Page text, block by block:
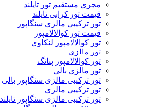
مجری مستقیم تور تایلند
قیمت تور کرابی تایلند
تور ترکیبی مالزی سنگاپور
قیمت تور کوالالامپور
تور کوالالامپور لنکاوی
تور مالزی
تور کوالالامپور پنانگ
تور مالزی بالی
تور ترکیبی مالزی سنگاپور بالی
تور ترکیبی مالزی
تور ترکیبی مالزی سنگاپور تایلند